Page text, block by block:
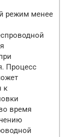
режим менее
Процесс
к
время